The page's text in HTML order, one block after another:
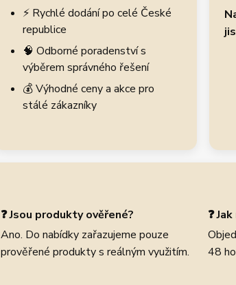
⚡ Rychlé dodání po celé České
republice
🧠 Odborné poradenství s
výběrem správného řešení
💰 Výhodné ceny a akce pro
stálé zákazníky
❓ Jsou produkty ověřené?
Ano. Do nabídky zařazujeme pouze
prověřené produkty s reálným využitím.
❓
48